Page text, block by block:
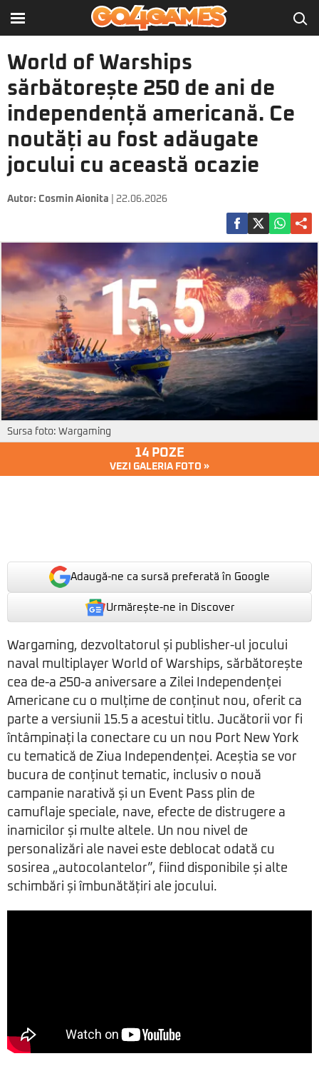
World of Warships
sărbătorește 250 de ani de
independență americană. Ce
noutăți au fost adăugate
jocului cu această ocazie
Autor: Cosmin Aionita | 22.06.2026
Sursa foto: Wargaming
14 POZE
VEZI GALERIA FOTO »
Adaugă-ne ca sursă preferată în Google
Urmărește-ne in Discover
Wargaming, dezvoltatorul și publisher-ul jocului
naval multiplayer World of Warships, sărbătorește
cea de-a 250-a aniversare a Zilei Independenței
Americane cu o mulțime de conținut nou, oferit ca
parte a versiunii 15.5 a acestui titlu. Jucătorii vor fi
întâmpinați la conectare cu un nou Port New York
cu tematică de Ziua Independenței. Aceștia se vor
bucura de conținut tematic, inclusiv o nouă
campanie narativă și un Event Pass plin de
camuflaje speciale, nave, efecte de distrugere a
inamicilor și multe altele. Un nou nivel de
personalizări ale navei este deblocat odată cu
sosirea „autocolantelor”, fiind disponibile și alte
schimbări și îmbunătățiri ale jocului.